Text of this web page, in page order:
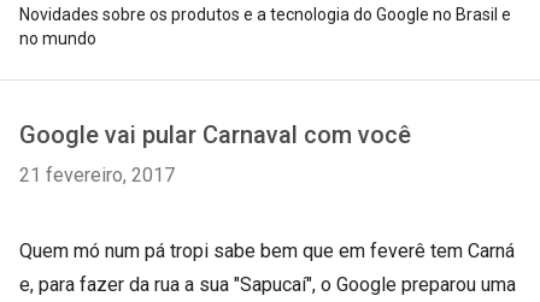
Novidades sobre os produtos e a tecnologia do Google no Brasil e
no mundo
Google vai pular Carnaval com você
21 fevereiro, 2017
Quem mó num pá tropi sabe bem que em feverê tem Carná
e, para fazer da rua a sua "Sapucaí", o Google preparou uma